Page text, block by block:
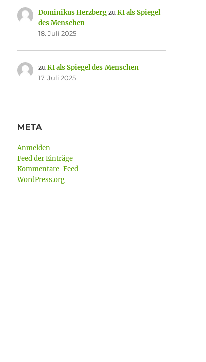
Dominikus HerzbergzuKI als Spiegel
des Menschen
18. Juli 2025
zuKI als Spiegel des Menschen
17. Juli 2025
META
Anmelden
Feed der Einträge
Kommentare-Feed
WordPress.org